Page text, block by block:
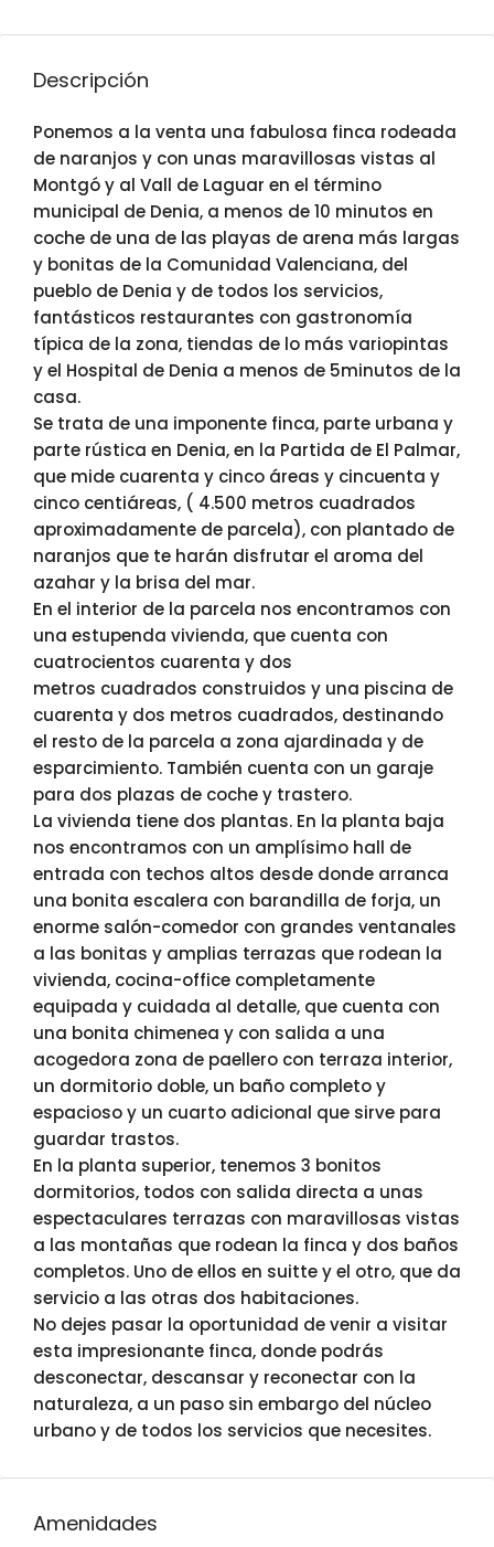
Descripción
Ponemos a la venta una fabulosa finca rodeada
de naranjos y con unas maravillosas vistas al
Montgó y al Vall de Laguar en el término
municipal de Denia, a menos de 10 minutos en
coche de una de las playas de arena más largas
y bonitas de la Comunidad Valenciana, del
pueblo de Denia y de todos los servicios,
fantásticos restaurantes con gastronomía
típica de la zona, tiendas de lo más variopintas
y el Hospital de Denia a menos de 5minutos de la
casa.
Se trata de una imponente finca, parte urbana y
parte rústica en Denia, en la Partida de El Palmar,
que mide cuarenta y cinco áreas y cincuenta y
cinco centiáreas, ( 4.500 metros cuadrados
aproximadamente de parcela), con plantado de
naranjos que te harán disfrutar el aroma del
azahar y la brisa del mar.
En el interior de la parcela nos encontramos con
una estupenda vivienda, que cuenta con
cuatrocientos cuarenta y dos
metros cuadrados construidos y una piscina de
cuarenta y dos metros cuadrados, destinando
el resto de la parcela a zona ajardinada y de
esparcimiento. También cuenta con un garaje
para dos plazas de coche y trastero.
La vivienda tiene dos plantas. En la planta baja
nos encontramos con un amplísimo hall de
entrada con techos altos desde donde arranca
una bonita escalera con barandilla de forja, un
enorme salón-comedor con grandes ventanales
a las bonitas y amplias terrazas que rodean la
vivienda, cocina-office completamente
equipada y cuidada al detalle, que cuenta con
una bonita chimenea y con salida a una
acogedora zona de paellero con terraza interior,
un dormitorio doble, un baño completo y
espacioso y un cuarto adicional que sirve para
guardar trastos.
En la planta superior, tenemos 3 bonitos
dormitorios, todos con salida directa a unas
espectaculares terrazas con maravillosas vistas
a las montañas que rodean la finca y dos baños
completos. Uno de ellos en suitte y el otro, que da
servicio a las otras dos habitaciones.
No dejes pasar la oportunidad de venir a visitar
esta impresionante finca, donde podrás
desconectar, descansar y reconectar con la
naturaleza, a un paso sin embargo del núcleo
urbano y de todos los servicios que necesites.
Amenidades